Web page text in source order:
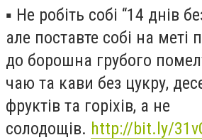
▪️ Не робіть собі “14 днів
але поставте собі на меті
до борошна грубого
чаю та кави без цукру,
фруктів та горіхів, а не
солодощів. http://bit.ly/